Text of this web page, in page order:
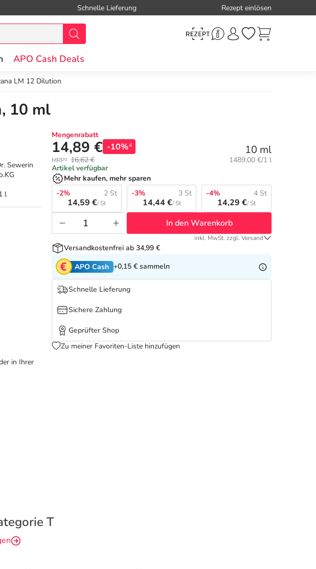
Schnelle Lieferung Rezept einlösen
APO Cash Deals
LM 12 Dilution
10 ml
Sewerin
l
Mengenrabatt
14,89 € -10%4
MRP² 16,62 €
10 ml
Grundpreis:
1489,00 €/1 l
Artikel verfügbar
Mehr kaufen, mehr sparen
-2%
2 St
14,59 €/ St
-3% 3 St
14,44 €/ St
-4% 4 St
14,29 €/ St
In den Warenkorb
inkl. MwSt. zzgl. Versand
Versandkostenfrei ab 34,99 €
APO Cash +0,15 € sammeln
Schnelle Lieferung
Sichere Zahlung
Geprüfter Shop
Zu meiner Favoriten-Liste hinzufügen
in Ihrer
T